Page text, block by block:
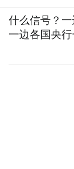
什么信号？一
一边各国央